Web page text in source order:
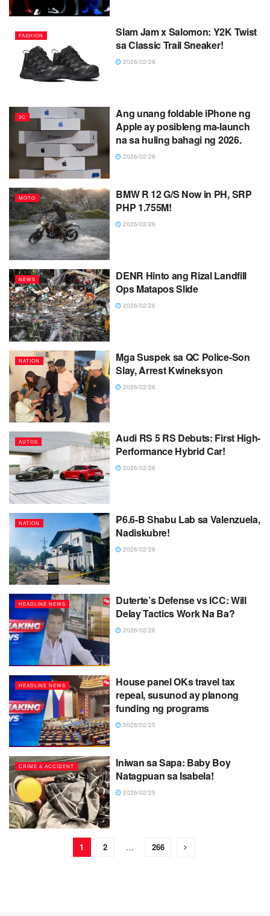
FASHION
Slam Jam x Salomon: Y2K Twist
sa Classic Trail Sneaker!
2026/02/26
3C
Ang unang foldable iPhone ng
Apple ay posibleng ma-launch
na sa huling bahagi ng 2026.
2026/02/26
MOTO
BMW R 12 G/S Now in PH, SRP
PHP 1.755M!
2026/02/26
NEWS
DENR Hinto ang Rizal Landfill
Ops Matapos Slide
2026/02/26
NATION
Mga Suspek sa QC Police-Son
Slay, Arrest Kwineksyon
2026/02/26
AUTOS
Audi RS 5 RS Debuts: First High-
Performance Hybrid Car!
2026/02/26
NATION
₱6.6-B Shabu Lab sa Valenzuela,
Nadiskubre!
2026/02/26
HEADLINE NEWS
Duterte’s Defense vs ICC: Will
Delay Tactics Work Na Ba?
2026/02/26
HEADLINE NEWS
House panel OKs travel tax
repeal, susunod ay planong
funding ng programs
2026/02/25
CRIME & ACCIDENT
Iniwan sa Sapa: Baby Boy
Natagpuan sa Isabela!
2026/02/25
1 2 … 266